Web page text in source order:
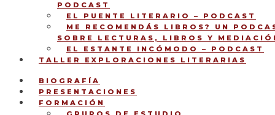
PODCAST
EL PUENTE LITERARIO – PODCAST
ME RECOMENDÁS LIBROS? UN
SOBRE LECTURAS, LIBROS Y
EL ESTANTE INCÓMODO – PODCAST
TALLER EXPLORACIONES LITERARIAS
BIOGRAFÍA
PRESENTACIONES
FORMACIÓN